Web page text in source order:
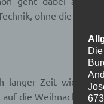
ohne die die
langer Zeit wieder
die